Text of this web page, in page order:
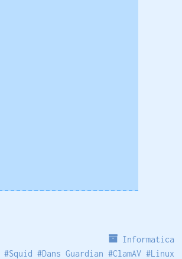
Informatica
#Squid #Dans Guardian #ClamAV#Linux